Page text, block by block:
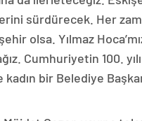
sürdürecek. Her
olsa. Yılmaz
Cumhuriyetin 100.
kadın bir Belediye